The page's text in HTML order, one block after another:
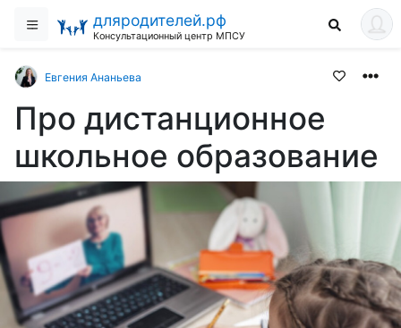
дляродителей.рф
Консультационный центр МПСУ
Евгения Ананьева
Про дистанционное
школьное образование